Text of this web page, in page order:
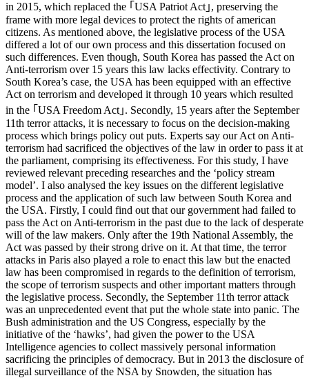
in 2015, which replaced the ｢USA Patriot Act｣, preserving the
frame with more legal devices to protect the rights of american
citizens. As mentioned above, the legislative process of the USA
differed a lot of our own process and this dissertation focused on
such differences. Even though, South Korea has passed the Act on
Anti-terrorism over 15 years this law lacks effectivity. Contrary to
South Korea’s case, the USA has been equipped with an effective
Act on terrorism and developed it through 10 years which resulted
in the ｢USA Freedom Act｣. Secondly, 15 years after the September
11th terror attacks, it is necessary to focus on the decision-making
process which brings policy out puts. Experts say our Act on Anti-
terrorism had sacrificed the objectives of the law in order to pass it at
the parliament, comprising its effectiveness. For this study, I have
reviewed relevant preceding researches and the ‘policy stream
model’. I also analysed the key issues on the different legislative
process and the application of such law between South Korea and
the USA. Firstly, I could find out that our government had failed to
pass the Act on Anti-terrorism in the past due to the lack of desperate
will of the law makers. Only after the 19th National Assembly, the
Act was passed by their strong drive on it. At that time, the terror
attacks in Paris also played a role to enact this law but the enacted
law has been compromised in regards to the definition of terrorism,
the scope of terrorism suspects and other important matters through
the legislative process. Secondly, the September 11th terror attack
was an unprecedented event that put the whole state into panic. The
Bush administration and the US Congress, especially by the
initiative of the ‘hawks’, had given the power to the USA
Intelligence agencies to collect massively personal information
sacrificing the principles of democracy. But in 2013 the disclosure of
illegal surveillance of the NSA by Snowden, the situation has